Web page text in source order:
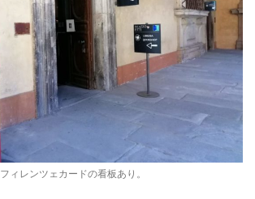
フィレンツェカードの看板あり。